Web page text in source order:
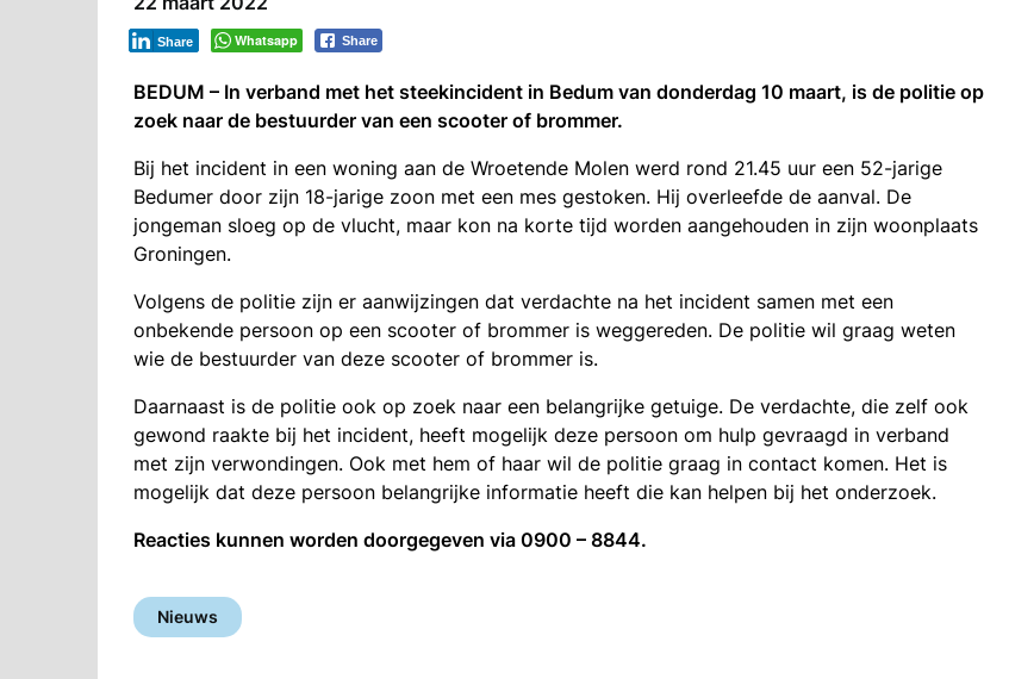
Whatsapp Share
Share
BEDUM – In verband met het steekincident in Bedum van donderdag 10 maart, is de politie op
zoek naar de bestuurder van een scooter of brommer.
Bij het incident in een woning aan de Wroetende Molen werd rond 21.45 uur een 52-jarige
Bedumer door zijn 18-jarige zoon met een mes gestoken. Hij overleefde de aanval. De
jongeman sloeg op de vlucht, maar kon na korte tijd worden aangehouden in zijn woonplaats
Groningen.
Volgens de politie zijn er aanwijzingen dat verdachte na het incident samen met een
onbekende persoon op een scooter of brommer is weggereden. De politie wil graag weten
wie de bestuurder van deze scooter of brommer is.
Daarnaast is de politie ook op zoek naar een belangrijke getuige. De verdachte, die zelf ook
gewond raakte bij het incident, heeft mogelijk deze persoon om hulp gevraagd in verband
met zijn verwondingen. Ook met hem of haar wil de politie graag in contact komen. Het is
mogelijk dat deze persoon belangrijke informatie heeft die kan helpen bij het onderzoek.
Reacties kunnen worden doorgegeven via 0900 – 8844.
Nieuws